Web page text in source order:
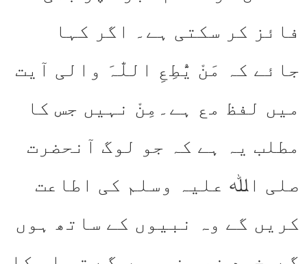
فائز کر سکتی ہے۔ اگر کہا
جائے کہ مَنْ یُّطِعِ اللّٰہَ والی آیت
میں لفظ مع ہے۔مِنْ نہیں جس کا
مطلب یہ ہے کہ جو لوگ آنحضرت
صلی اﷲ علیہ وسلم کی اطاعت
کریں گے وہ نبیوں کے ساتھ ہوں